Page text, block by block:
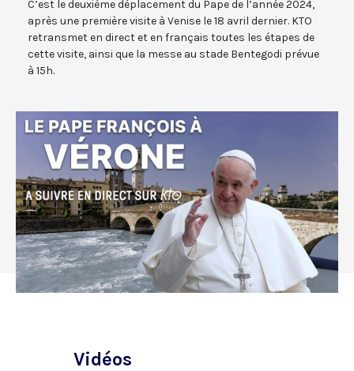
C’est le deuxième déplacement du Pape de l’année 2024,
après une première visite à Venise le 18 avril dernier. KTO
retransmet en direct et en français toutes les étapes de
cette visite, ainsi que la messe au stade Bentegodi prévue
à 15h.
Vidéos